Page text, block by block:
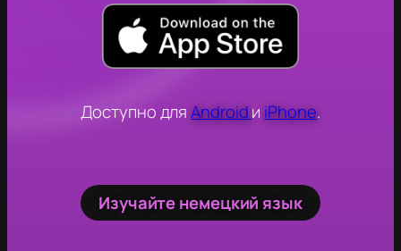
Доступно дляAndroidи iPhone.
Изучайте немецкий язык